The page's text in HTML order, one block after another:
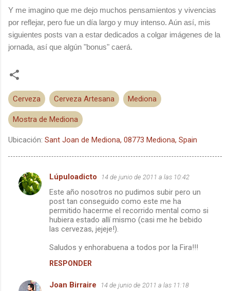
Y me imagino que me dejo muchos pensamientos y vivencias
por reflejar, pero fue un día largo y muy intenso. Aún así, mis
siguientes posts van a estar dedicados a colgar imágenes de la
jornada, así que algún "bonus" caerá.
Cerveza Cerveza Artesana Mediona
Mostra de Mediona
Ubicación: Sant Joan de Mediona, 08773 Mediona, Spain
C
o
r
Lúpuloadicto 14 de junio de 2011 a las 10:42
Este año nosotros no pudimos subir pero un
post tan conseguido como este me ha
permitido hacerme el recorrido mental como si
hubiera estado allí mismo (casi me he bebido
las cervezas, jejeje!).
Saludos y enhorabuena a todos por la Fira!!!
RESPONDER
Joan Birraire 14 de junio de 2011 a las 11:18